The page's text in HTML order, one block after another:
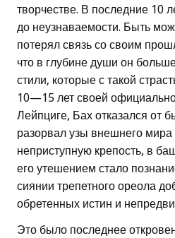
творчестве. В последние 10
до неузнаваемости. Быть
потерял связь со своим
что в глубине души он
стили, которые с такой
10—15 лет своей
Лейпциге, Бах отказался от
разорвал узы внешнего мира
неприступную крепость, в
его утешением стало
сиянии трепетного ореола
обретенных истин и
Это было последнее